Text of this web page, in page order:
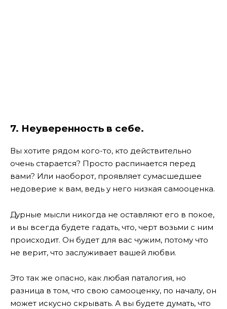
7. Неуверенность в себе.
Вы хотите рядом кого-то, кто действительно
очень старается? Просто распинается перед
вами? Или наоборот, проявляет сумасшедшее
недоверие к вам, ведь у него низкая самооценка.
Дурные мысли никогда не оставляют его в покое,
и вы всегда будете гадать, что, черт возьми с ним
происходит. Он будет для вас чужим, потому что
не верит, что заслуживает вашей любви.
Это так же опасно, как любая паталогия, но
разница в том, что свою самооценку, по началу, он
может искусно скрывать. А вы будете думать, что